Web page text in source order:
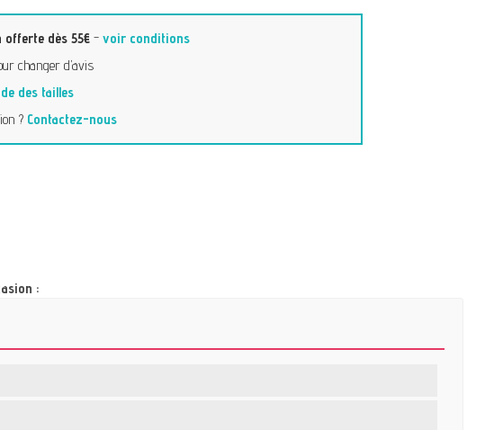
offerte dès 55€- voir conditions
changer d’avis
des tailles
? Contactez-nous
: